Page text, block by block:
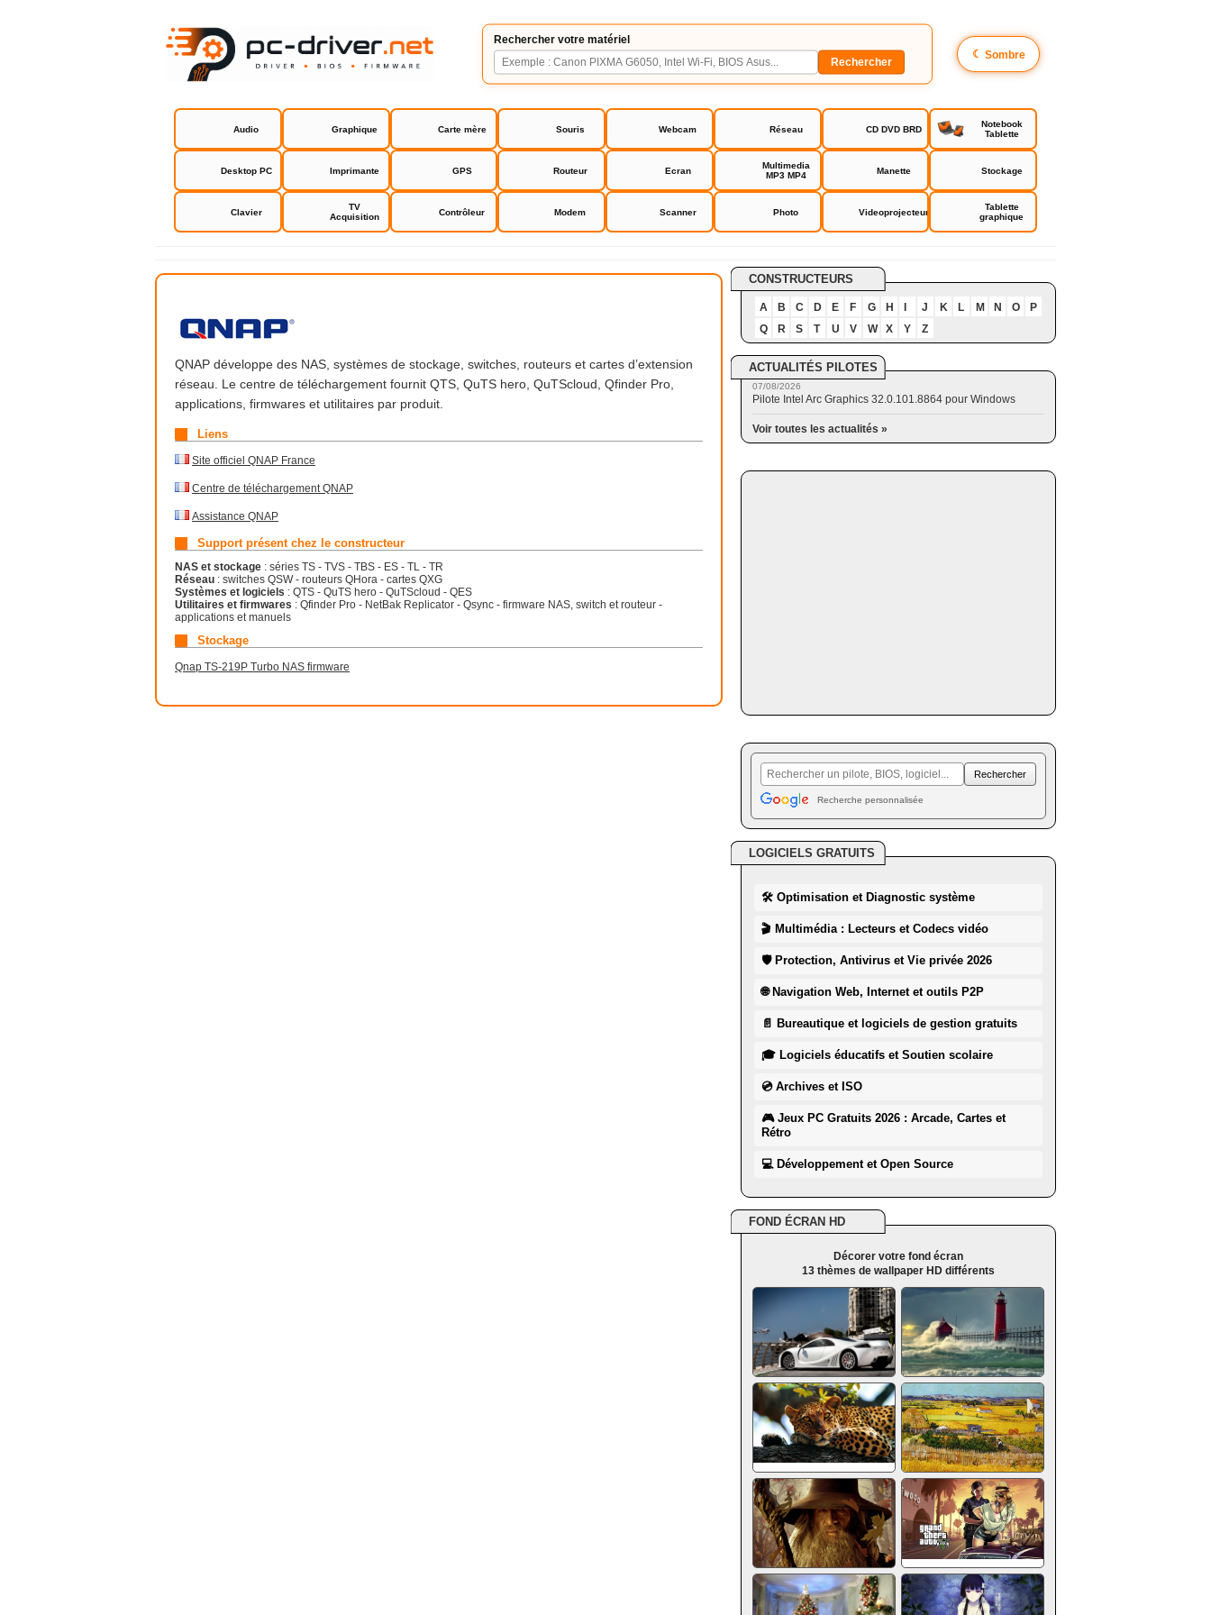
Rechercher votre matériel
☾ Sombre
Audio Graphique Carte mère Souris Webcam Réseau CD DVD BRD
Notebook
Tablette
Desktop PC Imprimante GPS Routeur Ecran
Multimedia
MP3 MP4
Manette Stockage
Clavier
TV
Acquisition
Contrôleur Modem Scanner Photo Videoprojecteur
Tablette
graphique
QNAP
QNAP développe des NAS, systèmes de stockage, switches, routeurs et cartes d’extension
réseau. Le centre de téléchargement fournit QTS, QuTS hero, QuTScloud, Qfinder Pro,
applications, firmwares et utilitaires par produit.
Liens
Site officiel QNAP France
Centre de téléchargement QNAP
Assistance QNAP
Support présent chez le constructeur
NAS et stockage : séries TS - TVS - TBS - ES - TL - TR
Réseau : switches QSW - routeurs QHora - cartes QXG
Systèmes et logiciels : QTS - QuTS hero - QuTScloud - QES
Utilitaires et firmwares : Qfinder Pro - NetBak Replicator - Qsync - firmware NAS, switch et routeur -
applications et manuels
Stockage
Qnap TS-219P Turbo NAS firmware
CONSTRUCTEURS
A B C D E F G H J K L M N O
P
Q
R S T U V W X Y Z
ACTUALITÉS PILOTES
07/08/2026
Pilote Intel Arc Graphics 32.0.101.8864 pour Windows
Voir toutes les actualités »
Recherche personnalisée
LOGICIELS GRATUITS
🛠 Optimisation et Diagnostic système
🎬 Multimédia : Lecteurs et Codecs vidéo
🛡 Protection, Antivirus et Vie privée 2026
🌐 Navigation Web, Internet et outils P2P
📄 Bureautique et logiciels de gestion gratuits
🎓 Logiciels éducatifs et Soutien scolaire
💿 Archives et ISO
🎮 Jeux PC Gratuits 2026 : Arcade, Cartes et
Rétro
💻 Développement et Open Source
FOND ÉCRAN HD
Décorer votre fond écran
13 thèmes de wallpaper HD différents